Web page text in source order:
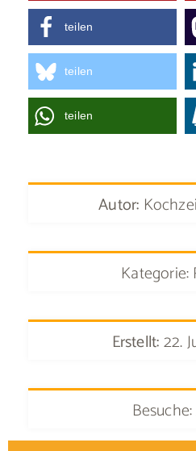
teilen
teilen
teilen
Autor:
Kategorie:
Erstellt:22.
Besuche: